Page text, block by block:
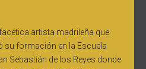
artista madrileña que
su formación en la Escuela
Sebastián de los Reyes donde